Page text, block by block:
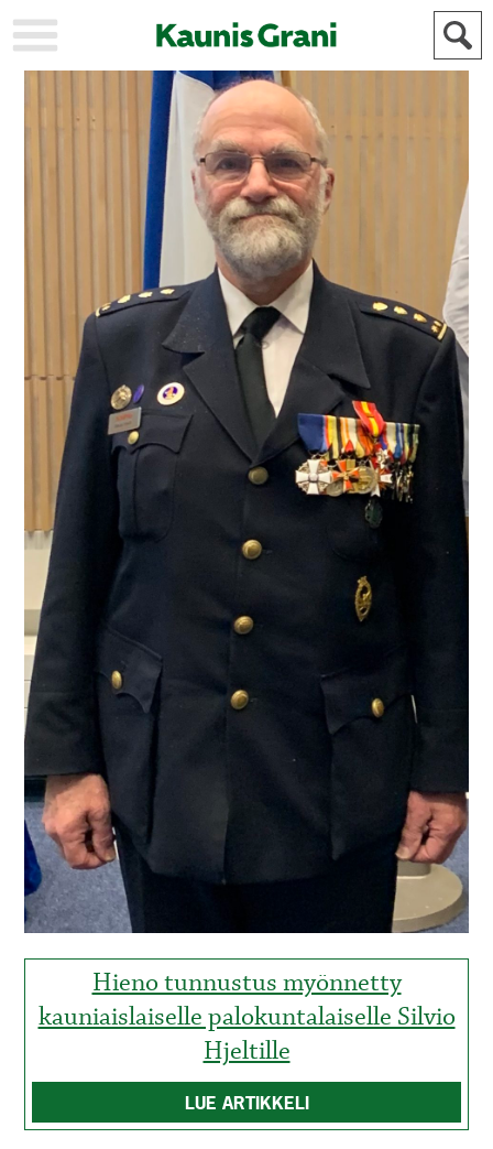
STADEN
AJANKOHTAISTA
AKTUELLT
IDROTT
KULTUR
HISTORIA
ALLMÄN
MAINOSTAJILLE
FÖR
ANNONSÖRER
Hieno tunnustus myönnetty
kauniaislaiselle palokuntalaiselle Silvio
Hjeltille
LUE ARTIKKELI